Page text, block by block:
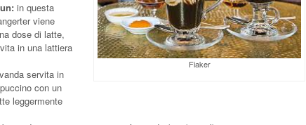
Fiaker
in questa
viene
dose di latte,
in una lattiera
servita in
con un
leggermente